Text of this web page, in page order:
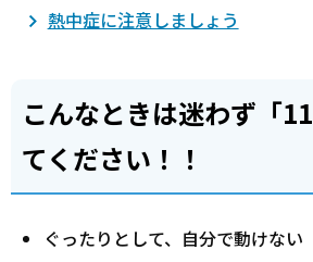
熱中症に注意しましょう
こんなときは迷わず「
てください！！
ぐったりとして、自分で動けない